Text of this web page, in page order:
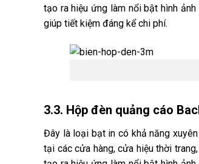
tạo ra hiệu ứng làm nổi bật hình
giúp tiết kiệm đáng kể chi phí.
3.3. Hộp đèn quảng cáo
Đây là loại bạt in có khả năng
tại các cửa hàng, cửa hiệu thời